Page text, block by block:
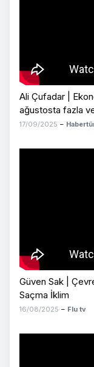
Ali Çufadar |
ağustosta fazla
17/09/2025 –
Güven Sak |
Saçma İklim
16/08/2025 – Flu tv